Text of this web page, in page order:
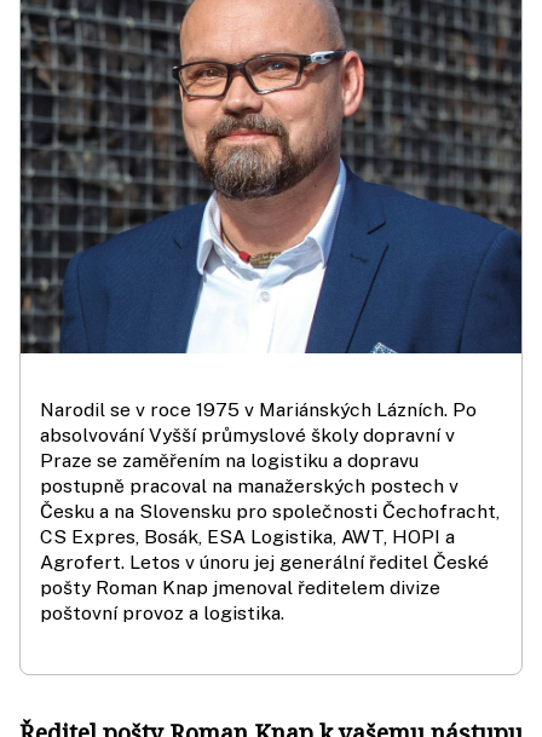
Narodil se v roce 1975 v Mariánských Lázních. Po
absolvování Vyšší průmyslové školy dopravní v
Praze se zaměřením na logistiku a dopravu
postupně pracoval na manažerských postech v
Česku a na Slovensku pro společnosti Čechofracht,
CS Expres, Bosák, ESA Logistika, AWT, HOPI a
Agrofert. Letos v únoru jej generální ředitel České
pošty Roman Knap jmenoval ředitelem divize
poštovní provoz a logistika.